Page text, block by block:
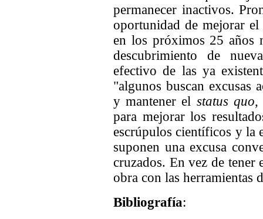
permanecer inactivos.
oportunidad de mejorar el
en los próximos 25 años
descubrimiento de
efectivo de las ya
"algunos buscan excusas
y mantener el status quo,
para mejorar los
escrúpulos científicos y la
suponen una excusa
cruzados. En vez de tener
obra con las herramientas
Bibliografía: